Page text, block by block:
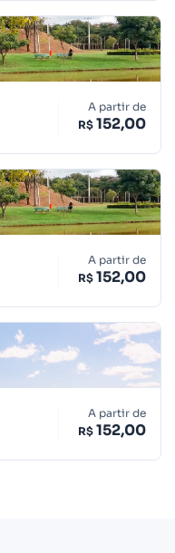
A partir de
R$ 152,00
A partir de
R$ 152,00
A partir de
R$ 152,00